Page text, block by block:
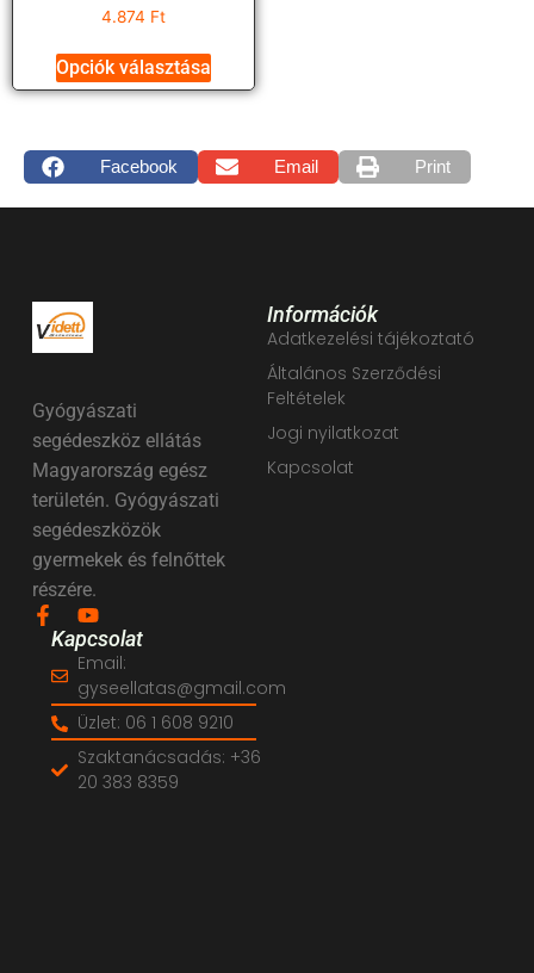
4.874 Ft
Opciók választása
Facebook Email Print
Gyógyászati
segédeszköz ellátás
Magyarország egész
területén. Gyógyászati
segédeszközök
gyermekek és felnőttek
részére.
Információk
Adatkezelési tájékoztató
Általános Szerződési
Feltételek
Jogi nyilatkozat
Kapcsolat
Kapcsolat
Email:
gyseellatas@gmail.com
Üzlet: 06 1 608 9210
Szaktanácsadás: +36
20 383 8359